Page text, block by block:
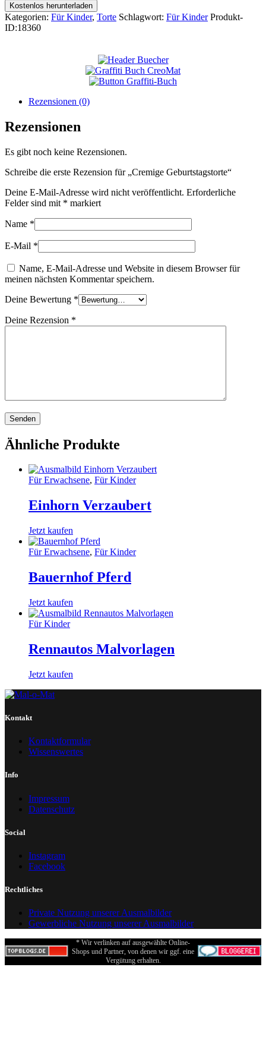
Kostenlos herunterladen
Kategorien: Für Kinder, Torte Schlagwort: Für Kinder Produkt-
ID:18360
Rezensionen (0)
Rezensionen
Es gibt noch keine Rezensionen.
Schreibe die erste Rezension für „Cremige Geburtstagstorte“
Deine E-Mail-Adresse wird nicht veröffentlicht. Erforderliche
Felder sind mit * markiert
Name *
E-Mail *
Name, E-Mail-Adresse und Website in diesem Browser für
meinen nächsten Kommentar speichern.
Deine Bewertung *
Deine Rezension *
Ähnliche Produkte
Für Erwachsene, Für Kinder
Einhorn Verzaubert
Jetzt kaufen
Für Erwachsene, Für Kinder
Bauernhof Pferd
Jetzt kaufen
Für Kinder
Rennautos Malvorlagen
Jetzt kaufen
Kontakt
Kontaktformular
Wissenswertes
Info
Impressum
Datenschutz
Social
Instagram
Facebook
Rechtliches
Private Nutzung unserer Ausmalbilder
Gewerbliche Nutzung unserer Ausmalbilder
* Wir verlinken auf ausgewählte Online-
Shops und Partner, von denen wir ggf. eine
Vergütung erhalten.